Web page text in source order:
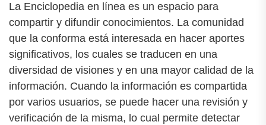
La Enciclopedia en línea es un espacio para
compartir y difundir conocimientos. La comunidad
que la conforma está interesada en hacer aportes
significativos, los cuales se traducen en una
diversidad de visiones y en una mayor calidad de la
información. Cuando la información es compartida
por varios usuarios, se puede hacer una revisión y
verificación de la misma, lo cual permite detectar